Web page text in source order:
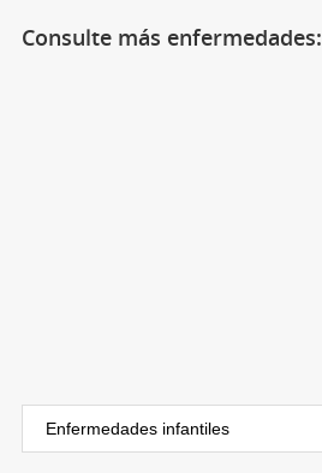
Consulte más enfermedades: